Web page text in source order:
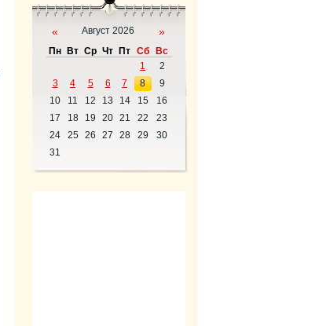
« Август 2026 »
Пн Вт Ср Чт Пт Сб
Вс
1
2
3
4 5 6 7 8
9
10
11 12 13 14 15
16
17
18 19 20 21 22
23
24
25 26 27 28 29
30
31